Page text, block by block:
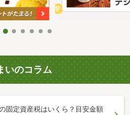
いのコラム
固定資産税はいくら？目安金額